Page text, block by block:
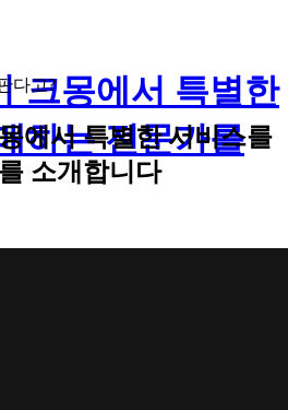
크몽에서 특별한
하는 전문가를
다고?
에서 특별한 서비스를
소개합니다